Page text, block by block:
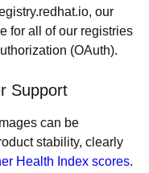
our
for all of our registries
(OAuth).
Support
can be
stability, clearly
Health Index scores.